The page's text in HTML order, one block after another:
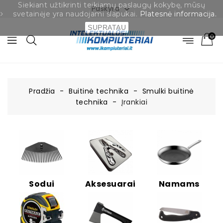
Paskyra
0
Pradžia Buitinė technika
Smulki buitinė
technika
Įrankiai
Sodui Aksesuarai Namams
Siekiant užtikrinti teikiamų paslaugų kokybę, mūsų
svetainėje yra naudojami slapukai. Platesnė informacija.
SUPRATAU